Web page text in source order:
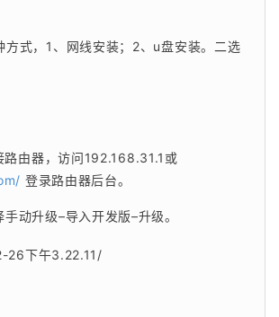
方式，1、网线安装；2、u盘安装。二选
登录路由器后台。
动升级–导入开发版–升级。